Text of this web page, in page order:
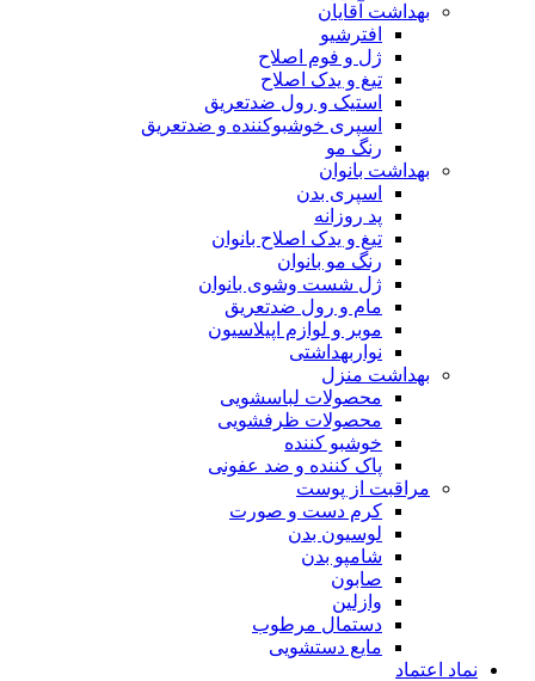
بهداشت آقایان
افترشیو
ژل و فوم اصلاح
تیغ و یدک اصلاح
استیک و رول ضدتعریق
اسپری خوشبوکننده و ضدتعریق
رنگ مو
بهداشت بانوان
اسپری بدن
پد روزانه
تیغ و یدک اصلاح بانوان
رنگ مو بانوان
ژل شست وشوی بانوان
مام و رول ضدتعریق
موبر و لوازم اپیلاسیون
نواربهداشتی
بهداشت منزل
محصولات لباسشویی
محصولات ظرفشویی
خوشبو کننده
پاک کننده و ضد عفونی
مراقبت از پوست
کرم دست و صورت
لوسیون بدن
شامپو بدن
صابون
وازلین
دستمال مرطوب
مایع دستشویی
نماد اعتماد